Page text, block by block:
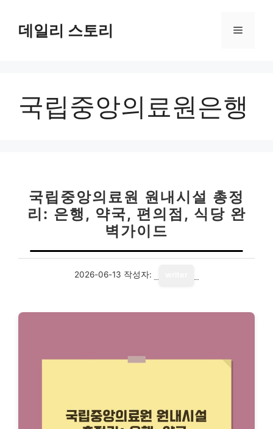
데일리 스토리 메
국립중앙의료원은행
국립중앙의료원 원내시설 총정
리: 은행, 약국, 편의점, 식당 완
벽가이드
2026-06-13 작성자: